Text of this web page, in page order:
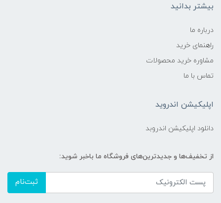
بیشتر بدانید
درباره ما
راهنمای خرید
مشاوره خرید محصولات
تماس با ما
اپلیکیشن اندروید
دانلود اپلیکیشن اندروبد
از تخفیف‌ها و جدیدترین‌های فروشگاه ما باخبر شوید:
ثبت‌نام